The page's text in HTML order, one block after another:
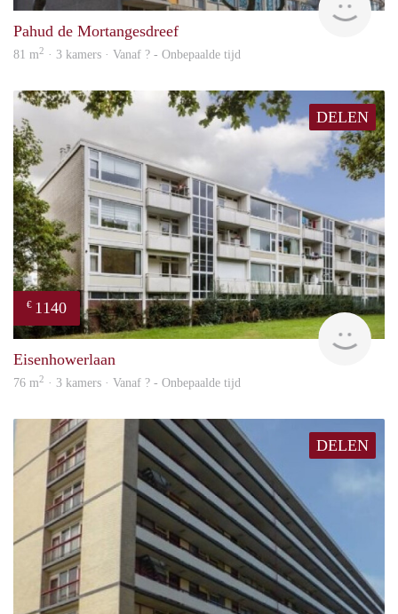
Pahud de Mortangesdreef
81 m2 · 3 kamers · Vanaf ? - Onbepaalde tijd
DELEN
€ 1140
rent
Eisenhowerlaan
76 m2 · 3 kamers · Vanaf ? - Onbepaalde tijd
DELEN